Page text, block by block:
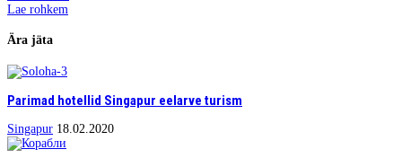
Lae rohkem
Ära jäta
Parimad hotellid Singapur eelarve turism
Singapur 18.02.2020